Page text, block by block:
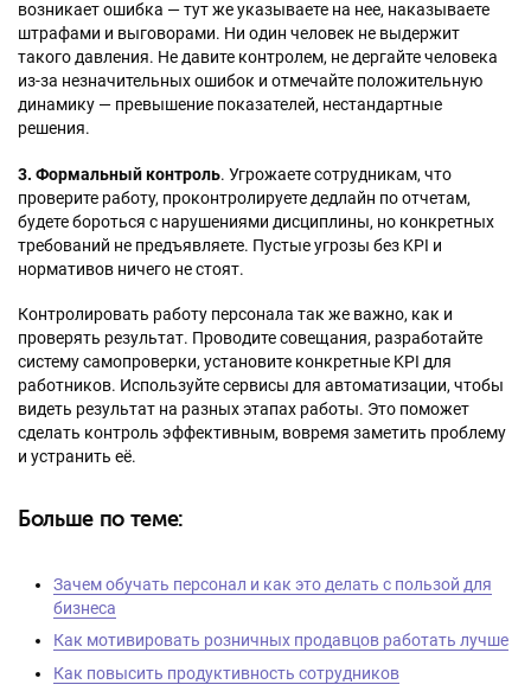
возникает ошибка — тут же указываете на нее, наказываете
штрафами и выговорами. Ни один человек не выдержит
такого давления. Не давите контролем, не дергайте человека
из-за незначительных ошибок и отмечайте положительную
динамику — превышение показателей, нестандартные
решения.
3. Формальный контроль. Угрожаете сотрудникам, что
проверите работу, проконтролируете дедлайн по отчетам,
будете бороться с нарушениями дисциплины, но конкретных
требований не предъявляете. Пустые угрозы без KPI и
нормативов ничего не стоят.
Контролировать работу персонала так же важно, как и
проверять результат. Проводите совещания, разработайте
систему самопроверки, установите конкретные KPI для
работников. Используйте сервисы для автоматизации, чтобы
видеть результат на разных этапах работы. Это поможет
сделать контроль эффективным, вовремя заметить проблему
и устранить её.
Больше по теме:
Зачем обучать персонал и как это делать с пользой для
бизнеса
Как мотивировать розничных продавцов работать лучше
Как повысить продуктивность сотрудников